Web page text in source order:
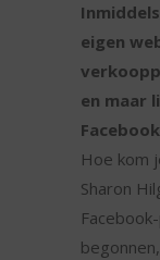
eigen
en maar
Hoe kom
Sharon